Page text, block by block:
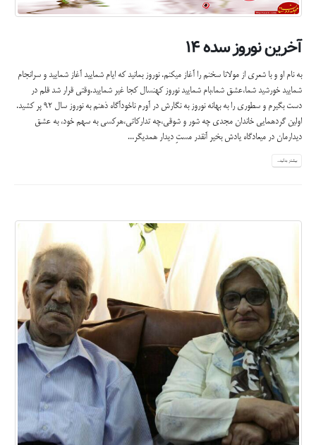
آخرین نوروز سده ۱۴
به نام ‌او و با شعری از مولانا سخنم را آغاز میکنم. نوروز بمانید که ایام شمایید آغاز شمایید و سرانجام
شمایید خورشید شما،عشق شما،بام‌ شمایید نوروز کهنسال کجا غیر شمایید.وقتی قرار شد قلم در
دست بگیرم و سطوری را به بهانه نوروز به نگارش در آورم ناخودآگاه ذهنم به نوروز سال ۹۲ پر کشید.
اولین گردهمایی خاندان مجدی چه شور و شوقی،چه تدارکاتی،هرکسی به سهم خود، به عشق
دیدارمان در میعادگاه یادش بخیر آنقدر مستِ دیدار همدیگر...
بیشتر بدانید...